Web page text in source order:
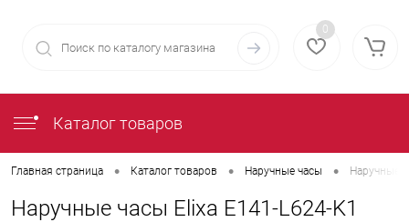
0
Каталог товаров
Главная страница • Каталог товаров • Наручные часы • Наручные
Наручные часы Elixa E141-L624-K1